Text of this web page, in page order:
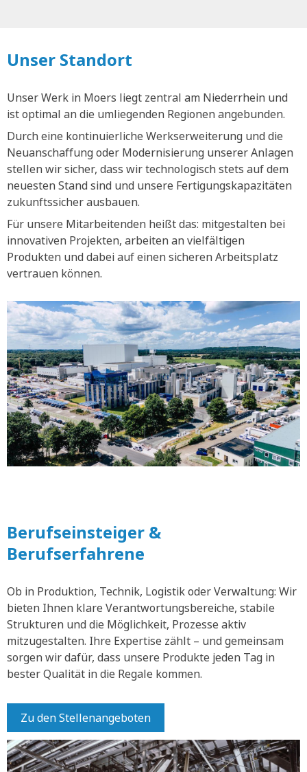
Unser Standort
Unser Werk in Moers liegt zentral am Niederrhein und
ist optimal an die umliegenden Regionen angebunden.
Durch eine kontinuierliche Werkserweiterung und die
Neuanschaffung oder Modernisierung unserer Anlagen
stellen wir sicher, dass wir technologisch stets auf dem
neuesten Stand sind und unsere Fertigungskapazitäten
zukunftssicher ausbauen.
Für unsere Mitarbeitenden heißt das: mitgestalten bei
innovativen Projekten, arbeiten an vielfältigen
Produkten und dabei auf einen sicheren Arbeitsplatz
vertrauen können.
Berufseinsteiger &
Berufserfahrene
Ob in Produktion, Technik, Logistik oder Verwaltung: Wir
bieten Ihnen klare Verantwortungsbereiche, stabile
Strukturen und die Möglichkeit, Prozesse aktiv
mitzugestalten. Ihre Expertise zählt – und gemeinsam
sorgen wir dafür, dass unsere Produkte jeden Tag in
bester Qualität in die Regale kommen.
Zu den Stellenangeboten